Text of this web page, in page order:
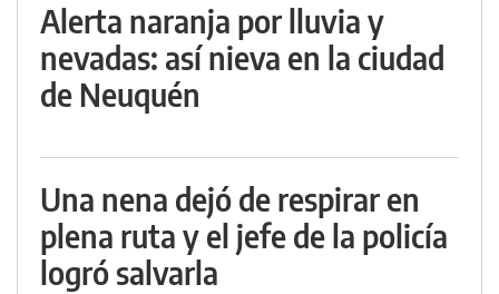
Alerta naranja por lluvia y
nevadas: así nieva en la ciudad
de Neuquén
Una nena dejó de respirar en
plena ruta y el jefe de la policía
logró salvarla